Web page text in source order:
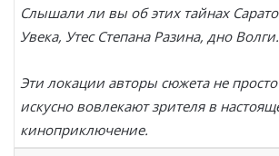
Слышали ли вы об этих тайнах
Увека, Утес Степана Разина, дно
Эти локации авторы сюжета не
искусно вовлекают зрителя в
киноприключение.